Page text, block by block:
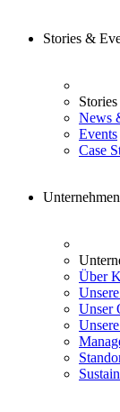
Stories &
News
Events
Case
Unternehmen
Über
Unser